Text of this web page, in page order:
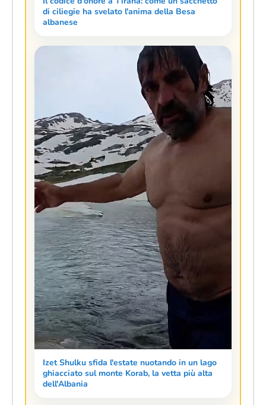
di ciliegie ha svelato l'anima della Besa
albanese
Izet Shulku sfida l'estate nuotando in un lago
ghiacciato sul monte Korab, la vetta più alta
dell'Albania